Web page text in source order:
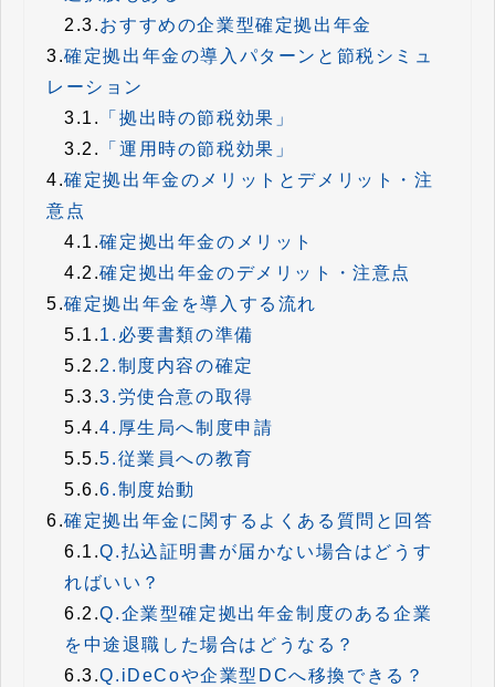
2.3.おすすめの企業型確定拠出年金
3.確定拠出年金の導入パターンと節税シミュ
レーション
3.1.
「拠出時の節税効果」
3.2.
「運用時の節税効果」
4.確定拠出年金のメリットとデメリット・注
意点
4.1.確定拠出年金のメリット
4.2.確定拠出年金のデメリット・注意点
5.確定拠出年金を導入する流れ
5.1.1.必要書類の準備
5.2.2.制度内容の確定
5.3.3.労使合意の取得
5.4.4.厚生局へ制度申請
5.5.5.従業員への教育
5.6.6.制度始動
6.確定拠出年金に関するよくある質問と回答
6.1.Q.払込証明書が届かない場合はどうす
ればいい？
6.2.Q.企業型確定拠出年金制度のある企業
を中途退職した場合はどうなる？
6.3.Q.iDeCoや企業型DCへ移換できる？